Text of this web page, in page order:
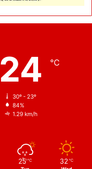
24 ℃
30º - 23º
84%
1.29 km/h
25 ℃ 32 ℃